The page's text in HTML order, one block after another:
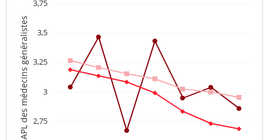
APL des médecins généralistes 2,75
3
3,25
3,5
3,75